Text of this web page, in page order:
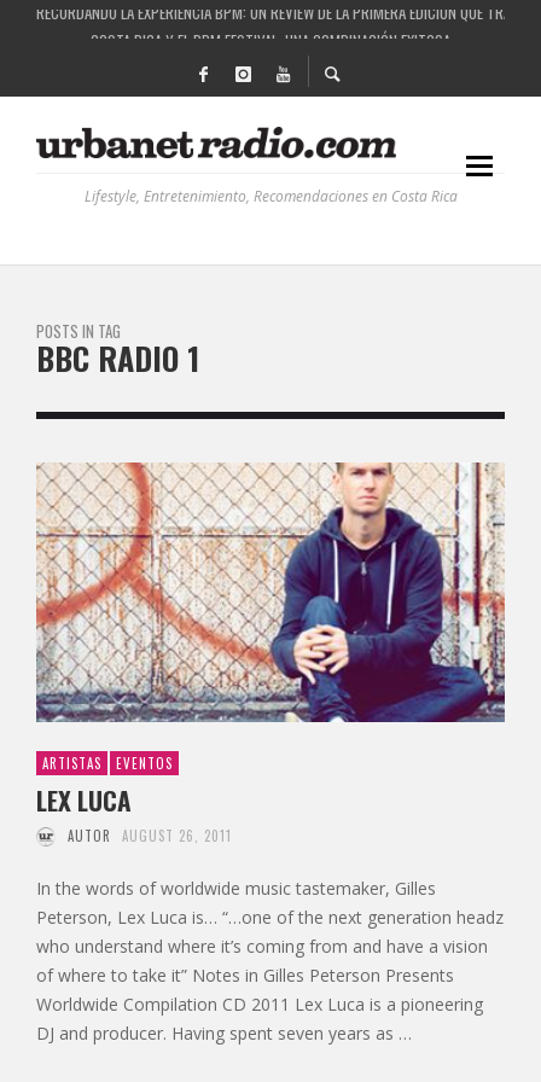
COSTA RICA Y EL BPM FESTIVAL: UNA COMBINACIÓN EXITOSA
RUTAS NATURBANAS: EL PROYECTO QUE ESTÁ TRANSFORMANDO LA CALIDAD DE
LA HISTORIA DETRÁS DE LA MÚSICA ELECTRÓNICA: BBC RADIOPHONIC WORKSHOP
Lifestyle, Entretenimiento, Recomendaciones en Costa Rica
POSTS IN TAG
BBC RADIO 1
ARTISTAS EVENTOS
LEX LUCA
AUTOR AUGUST 26, 2011
In the words of worldwide music tastemaker, Gilles
Peterson, Lex Luca is… “…one of the next generation headz
who understand where it’s coming from and have a vision
of where to take it” Notes in Gilles Peterson Presents
Worldwide Compilation CD 2011 Lex Luca is a pioneering
DJ and producer. Having spent seven years as …